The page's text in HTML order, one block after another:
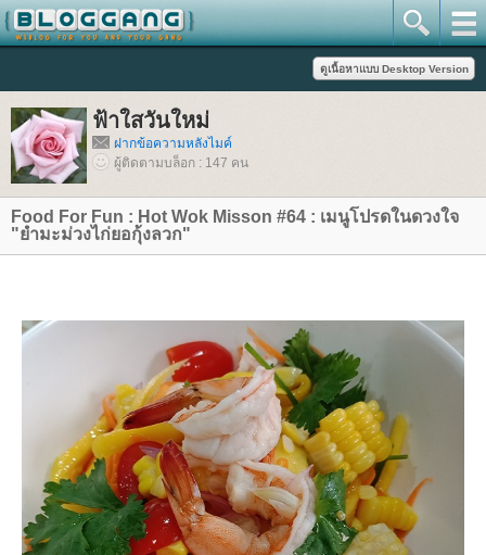
ฟ้าใสวันใหม่
ฝากข้อความหลังไมค์
ผู้ติดตามบล็อก : 147 คน
Food For Fun : Hot Wok Misson #64 : เมนูโปรดในดวงใจ
"ยำมะม่วงไก่ยอกุ้งลวก"